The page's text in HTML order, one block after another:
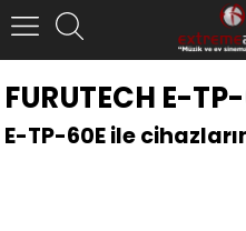
FURUTECH E-
E-TP-60E ile